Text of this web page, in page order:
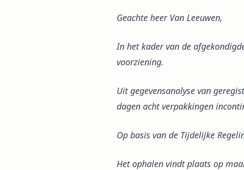
Geachte heer Van Leeuwen,
In het kader van de
voorziening.
Uit gegevensanalyse van
dagen acht verpakkingen
Op basis van de Tijdelijke
Het ophalen vindt plaats op